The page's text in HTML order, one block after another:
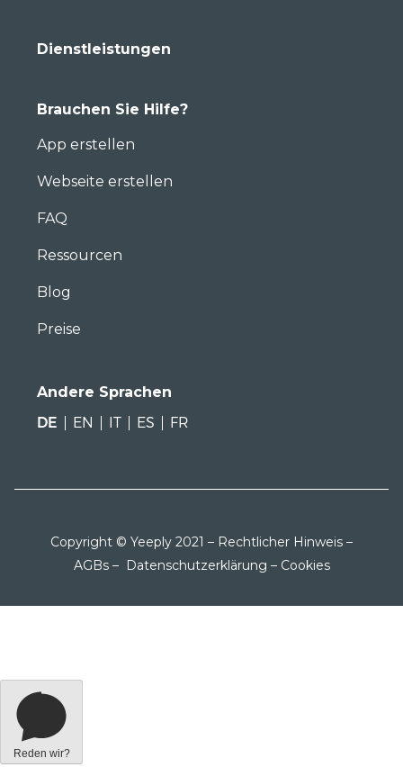
Dienstleistungen
Brauchen Sie Hilfe?
App erstellen
Webseite erstellen
FAQ
Ressourcen
Blog
Preise
Andere Sprachen
DE
EN IT ES FR
Copyright © Yeeply 2021 – Rechtlicher Hinweis –
AGBs– Datenschutzerklärung – Cookies
Reden wir?